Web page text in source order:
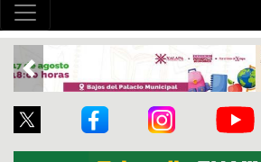
Previous